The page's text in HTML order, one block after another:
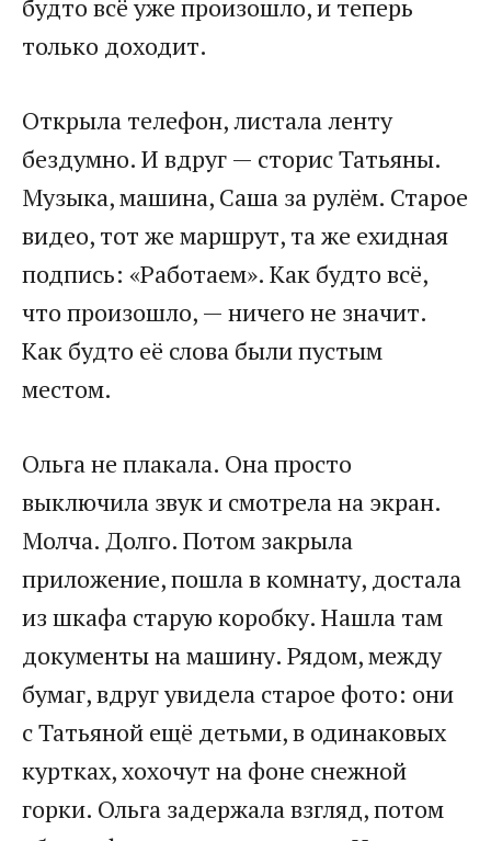
будто всё уже произошло, и теперь
только доходит.
Открыла телефон, листала ленту
бездумно. И вдруг — сторис Татьяны.
Музыка, машина, Саша за рулём. Старое
видео, тот же маршрут, та же ехидная
подпись: «Работаем». Как будто всё,
что произошло, — ничего не значит.
Как будто её слова были пустым
местом.
Ольга не плакала. Она просто
выключила звук и смотрела на экран.
Молча. Долго. Потом закрыла
приложение, пошла в комнату, достала
из шкафа старую коробку. Нашла там
документы на машину. Рядом, между
бумаг, вдруг увидела старое фото: они
с Татьяной ещё детьми, в одинаковых
куртках, хохочут на фоне снежной
горки. Ольга задержала взгляд, потом